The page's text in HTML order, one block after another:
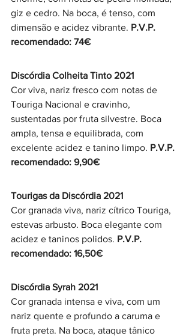
giz e cedro. Na boca, é tenso, com
dimensão e acidez vibrante. P.V.P.
recomendado: 74€
Discórdia Colheita Tinto 2021
Cor viva, nariz fresco com notas de
Touriga Nacional e cravinho,
sustentadas por fruta silvestre. Boca
ampla, tensa e equilibrada, com
excelente acidez e tanino limpo. P.V.P.
recomendado: 9,90€
Tourigas da Discórdia 2021
Cor granada viva, nariz cítrico Touriga,
estevas arbusto. Boca elegante com
acidez e taninos polidos. P.V.P.
recomendado: 16,50€
Discórdia Syrah 2021
Cor granada intensa e viva, com um
nariz quente e profundo a caruma e
fruta preta. Na boca, ataque tânico